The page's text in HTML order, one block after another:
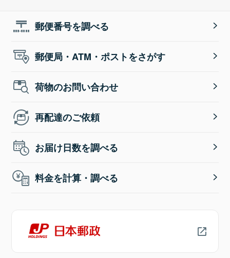
郵便番号を調べる
郵便局・ATM・ポストをさがす
荷物のお問い合わせ
再配達のご依頼
お届け日数を調べる
料金を計算・調べる